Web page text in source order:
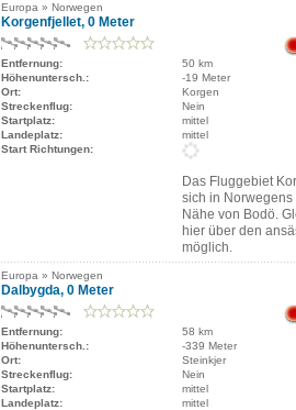
Europa » Norwegen
Korgenfjellet, 0 Meter
Entfernung:
50 km
Höhenuntersch.:
-19 Meter
Ort:
Korgen
Streckenflug:
Nein
Startplatz:
mittel
Landeplatz:
mittel
Start Richtungen:
Das Fluggebiet
sich in
Nähe von Bodö.
hier über den
möglich.
Europa » Norwegen
Dalbygda, 0 Meter
Entfernung:
58 km
Höhenuntersch.:
-339 Meter
Ort:
Steinkjer
Streckenflug:
Nein
Startplatz:
mittel
Landeplatz:
mittel